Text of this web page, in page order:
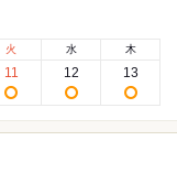
火
11
水
12
木
13